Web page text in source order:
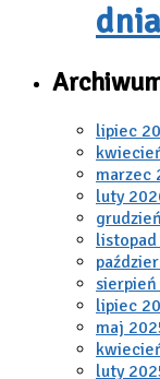
lipiec
marzec
luty
listopad
lipiec
maj
luty